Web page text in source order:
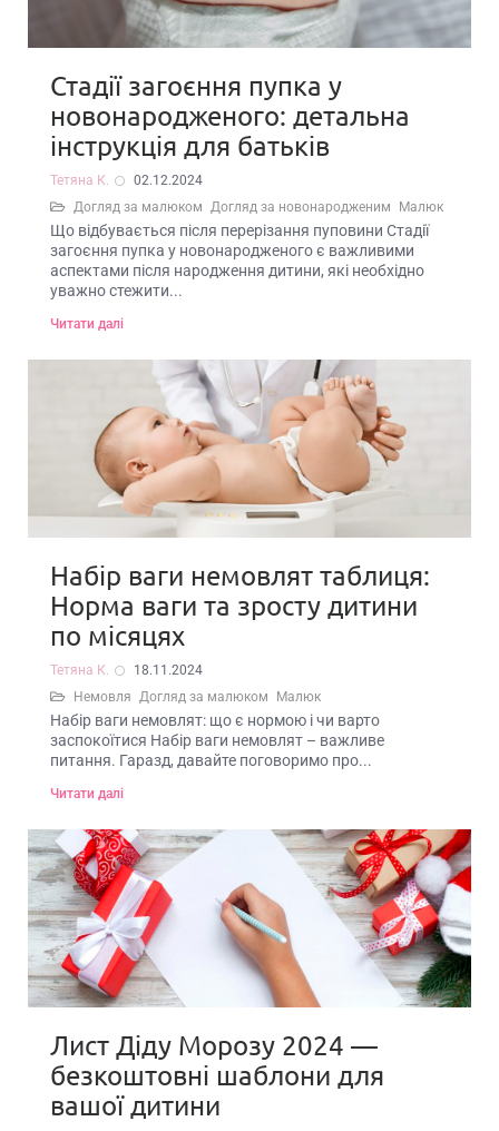
Стадії загоєння пупка у
новонародженого: детальна
інструкція для батьків
Тетяна К.
02.12.2024
Догляд за малюком Догляд за новонародженим Малюк
Що відбувається після перерізання пуповини Стадії
загоєння пупка у новонародженого є важливими
аспектами після народження дитини, які необхідно
уважно стежити...
Читати далі
Набір ваги немовлят таблиця:
Норма ваги та зросту дитини
по місяцях
Тетяна К.
18.11.2024
Немовля Догляд за малюком Малюк
Набір ваги немовлят: що є нормою і чи варто
заспокоїтися Набір ваги немовлят – важливе
питання. Гаразд, давайте поговоримо про...
Читати далі
Лист Діду Морозу 2024 —
безкоштовні шаблони для
вашої дитини